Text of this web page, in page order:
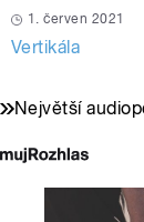
1. červen 2021
Vertikála
Největší